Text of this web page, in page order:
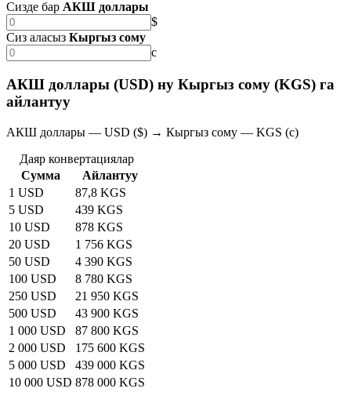
Сизде бар АКШ доллары
$
Сиз аласыз Кыргыз сому
с
АКШ доллары (USD) ну Кыргыз сому (KGS) га
айлантуу
АКШ доллары — USD ($) → Кыргыз сому — KGS (с)
Даяр конвертациялар
Сумма
Айлантуу
1 USD
87,8 KGS
5 USD
439 KGS
10 USD
878 KGS
20 USD
1 756 KGS
50 USD
4 390 KGS
100 USD
8 780 KGS
250 USD
21 950 KGS
500 USD
43 900 KGS
1 000 USD
87 800 KGS
2 000 USD
175 600 KGS
5 000 USD
439 000 KGS
10 000 USD 878 000 KGS